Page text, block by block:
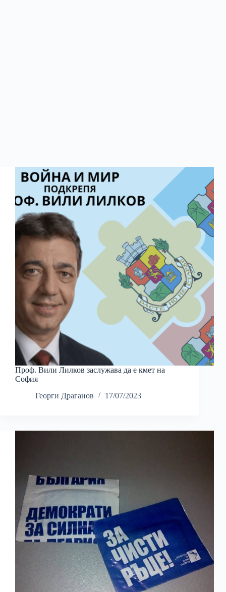
Проф. Вили Лилков заслужава да е кмет на
София
Георги Драганов
17/07/2023